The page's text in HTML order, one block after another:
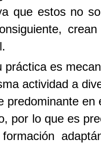
que estos no
práctica es
actividad a
predominante
por lo que es